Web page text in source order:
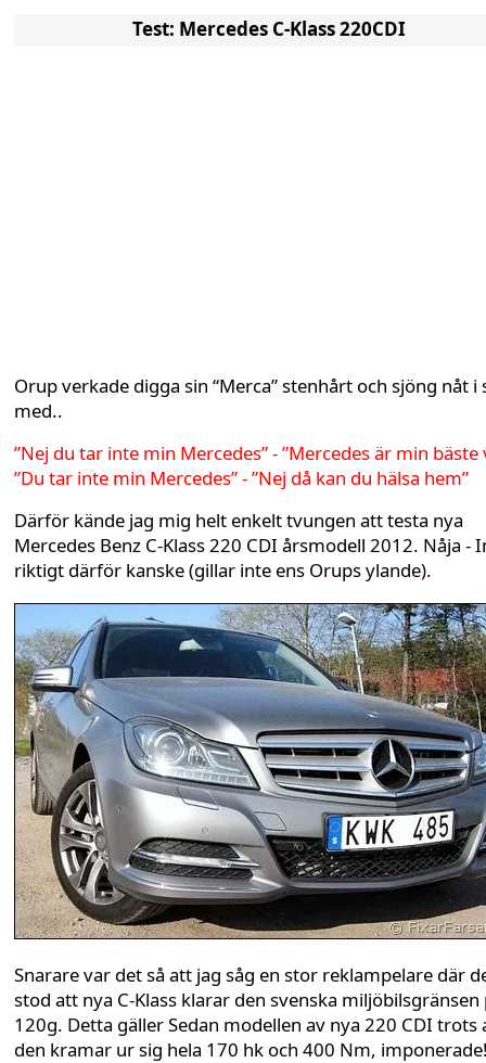
Test: Mercedes C-Klass 220CDI
Orup verkade digga sin “Merca” stenhårt och sjöng nåt i
med..
”Nej du tar inte min Mercedes” - ”Mercedes är min bäste
”Du tar inte min Mercedes” - ”Nej då kan du hälsa hem”
Därför kände jag mig helt enkelt tvungen att testa nya
Mercedes Benz C-Klass 220 CDI årsmodell 2012. Nåja -
riktigt därför kanske (gillar inte ens Orups ylande).
Snarare var det så att jag såg en stor reklampelare där
stod att nya C-Klass klarar den svenska miljöbilsgränsen
120g. Detta gäller Sedan modellen av nya 220 CDI trots
den kramar ur sig hela 170 hk och 400 Nm,